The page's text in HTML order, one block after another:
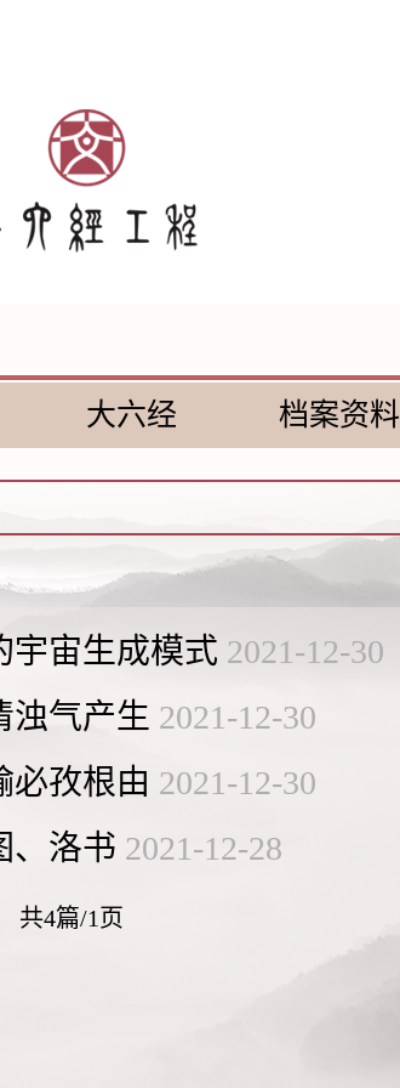
大六经 档案资料
宇宙生成模式 2021-12-30
气产生 2021-12-30
孜根由 2021-12-30
、洛书 2021-12-28
共4篇/1页